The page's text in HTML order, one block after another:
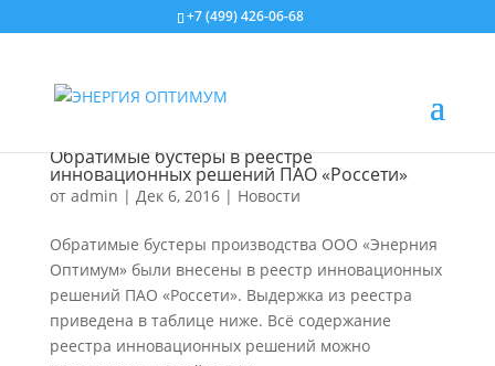
+7 (499) 426-06-68
Обратимые бустеры в реестре
инновационных решений ПАО «Россети»
от admin | Дек 6, 2016| Новости
Обратимые бустеры производства ООО «Энерния
Оптимум» были внесены в реестр инновационных
решений ПАО «Россети». Выдержка из реестра
приведена в таблице ниже. Всё содержание
реестра инновационных решений можно